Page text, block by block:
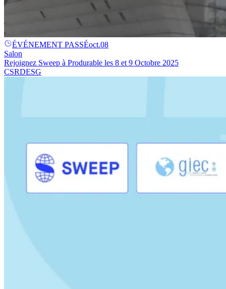
ÉVÉNEMENT PASSÉoct.08
Salon
Rejoignez Sweep à Produrable les 8 et 9 Octobre 2025
CSRDESG